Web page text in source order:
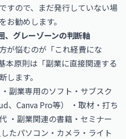
すので、まだ発行していない場
お勧めします。
、グレーゾーンの判断軸
が悩むのが「これ経費にな
本原則は「副業に直接関連する
ます。
副業専用のソフト・サブスク
、Canva Pro等） ・取材・打ち
・副業関連の書籍・セミナー
たパソコン・カメラ・ライト